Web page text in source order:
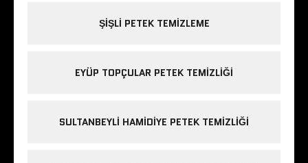
ŞIŞLI PETEK TEMIZLEME
EYÜP TOPÇULAR PETEK TEMIZLIĞI
SULTANBEYLI HAMIDIYE PETEK TEMIZLIĞI